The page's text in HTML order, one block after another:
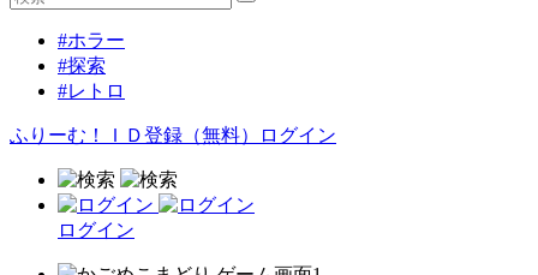
#ホラー
#探索
#レトロ
ふりーむ！ＩＤ登録（無料） ログイン
ログイン